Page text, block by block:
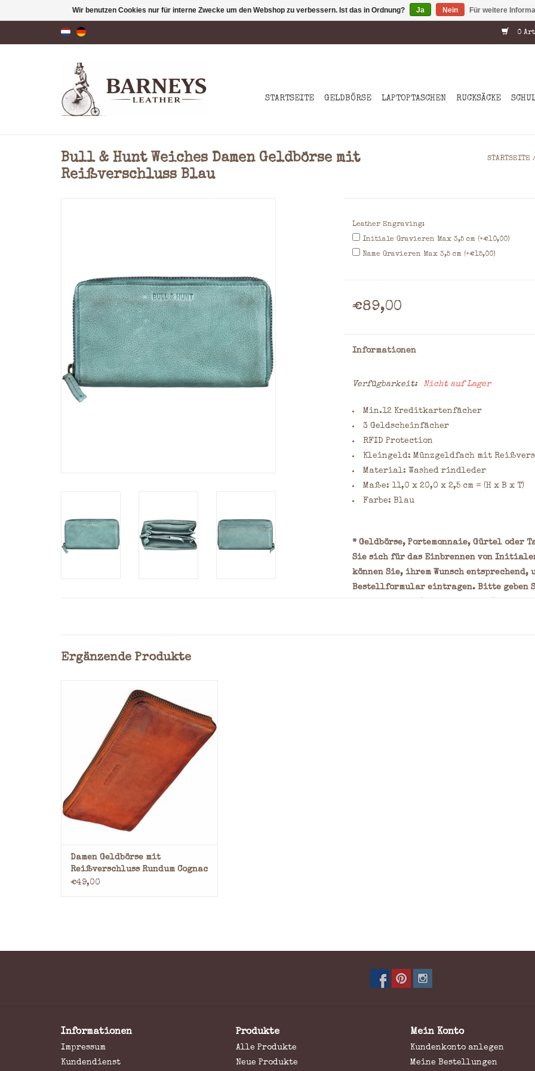
0
STARTSEITE GELDBÖRSE LAPTOPTASCHEN RUCKSÄCKE
Bull & Hunt Weiches Damen Geldbörse mit
Reißverschluss Blau
STARTSEITE /
Leather Engraving:
Initiale Gravieren Max 3,5 cm (+€10,00)
Name Gravieren Max 3,5 cm (+€15,00)
€89,00
Informationen
Verfügbarkeit: Nicht auf Lager
Min.12 Kreditkartenfächer
3 Geldscheinfächer
RFID Protection
Kleingeld: Münzgeldfach mit
Material: Washed rindleder
Maße: 11,0 x 20,0 x 2,5 cm = (H x B x T)
Farbe: Blau
* Geldbörse, Portemonnaie, Gürtel oder
Sie sich für das Einbrennen von
können Sie, ihrem Wunsch
Bestellformular eintragen. Bitte geben
Ergänzende Produkte
4 Geldscheinfächer
Kleingeld: Münzgeldfach mit
Reißverschluss
Material: Washed Rindleder
Maße: 10 x 19 x 2,2 cm = (H x B x T)
Farbe: Vintage Cognac
ZUM WARENKORB HINZUFÜGEN
Damen Geldbörse mit
Reißverschluss Rundum Cognac
€49,00
Informationen
Impressum
Kundendienst
Produkte
Alle Produkte
Neue Produkte
Mein Konto
Kundenkonto anlegen
Meine Bestellungen
Wir benutzen Cookies nur für interne Zwecke um den Webshop zu verbessern. Ist das in Ordnung? Ja Nein Für weitere